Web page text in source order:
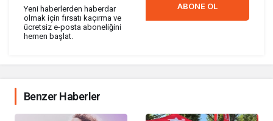
Yeni haberlerden haberdar
olmak için fırsatı kaçırma ve
ücretsiz e-posta aboneliğini
hemen başlat.
ABONE OL
Benzer Haberler